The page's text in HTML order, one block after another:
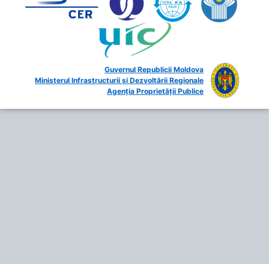
Guvernul Republicii Moldova
Ministerul Infrastructurii și Dezvoltării Regionale
Agenția Proprietății Publice